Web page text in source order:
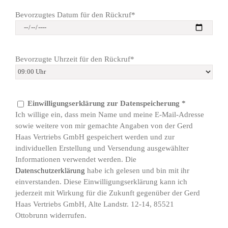
Bevorzugtes Datum für den Rückruf*
Bevorzugte Uhrzeit für den Rückruf*
Einwilligungserklärung zur Datenspeicherung *
Ich willige ein, dass mein Name und meine E-Mail-Adresse
sowie weitere von mir gemachte Angaben von der Gerd
Haas Vertriebs GmbH gespeichert werden und zur
individuellen Erstellung und Versendung ausgewählter
Informationen verwendet werden. Die
Datenschutzerklärung habe ich gelesen und bin mit ihr
einverstanden. Diese Einwilligungserklärung kann ich
jederzeit mit Wirkung für die Zukunft gegenüber der Gerd
Haas Vertriebs GmbH, Alte Landstr. 12-14, 85521
Ottobrunn widerrufen.